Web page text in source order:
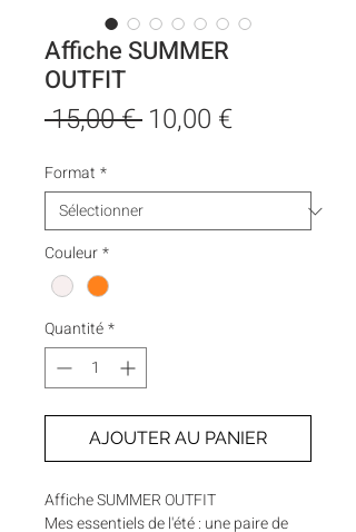
Affiche SUMMER
OUTFIT
15,00 € Prix
10,00 €Prix
Format *
Couleur*
Quantité*
AJOUTER AU PANIER
Affiche SUMMER OUTFIT
Mes essentiels de l'été : une paire de